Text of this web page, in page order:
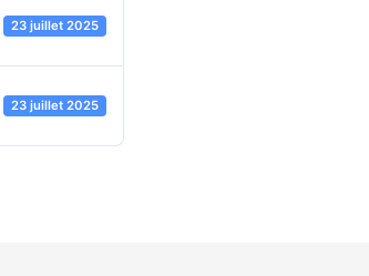
23 juillet 2025
23 juillet 2025